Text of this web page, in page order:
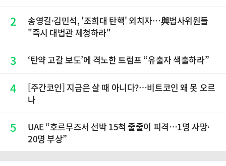
2
송영길·김민석, '조희대 탄핵' 외치자…與법사위원들
"즉시 대법관 제청하라"
3 ‘탄약 고갈 보도’에 격노한 트럼프 “유출자 색출하라”
4
[주간코인] 지금은 살 때 아니다?…비트코인 왜 못 오르
나
5
UAE “호르무즈서 선박 15척 줄줄이 피격…1명 사망·
20명 부상”